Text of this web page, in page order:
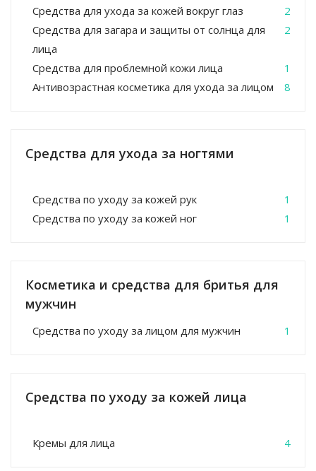
Средства для ухода за кожей вокруг глаз
2
Средства для загара и защиты от солнца для
лица
2
Средства для проблемной кожи лица
1
Антивозрастная косметика для ухода за лицом
8
Средства для ухода за ногтями
Средства по уходу за кожей рук
1
Средства по уходу за кожей ног
1
Косметика и средства для бритья для
мужчин
Средства по уходу за лицом для мужчин 1
Средства по уходу за кожей лица
Кремы для лица 4